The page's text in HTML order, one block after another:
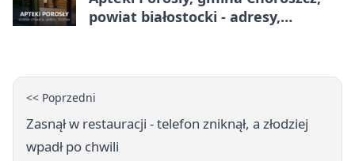
powiat białostocki - adresy,
<< Poprzedni
Zasnął w restauracji - telefon zniknął, a złodziej
wpadł po chwili